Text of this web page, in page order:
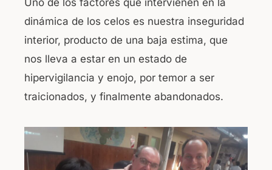
dinámica de los celos es nuestra inseguridad
interior, producto de una baja estima, que
nos lleva a estar en un estado de
hipervigilancia y enojo, por temor a ser
traicionados, y finalmente abandonados.